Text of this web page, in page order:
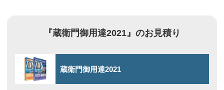
『蔵衛門御用達2021』のお見積り
蔵衛門御用達2021